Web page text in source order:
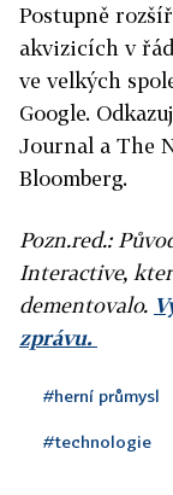
Postupně
akvizicích v
ve velkých
Google.
Journal a The
Bloomberg.
Pozn.red.:
Interactive,
dementovalo.
zprávu.
#herní průmysl
#technologie